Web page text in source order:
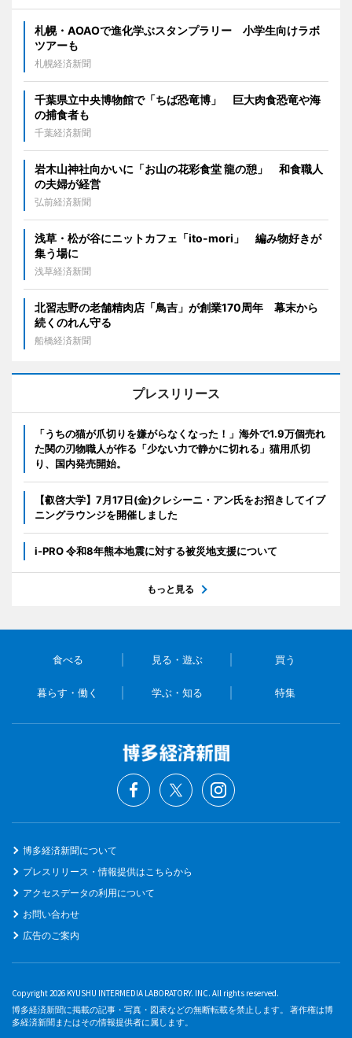
札幌・AOAOで進化学ぶスタンプラリー 小学生向けラボ
ツアーも
札幌経済新聞
千葉県立中央博物館で「ちば恐竜博」 巨大肉食恐竜や海
の捕食者も
千葉経済新聞
岩木山神社向かいに「お山の花彩食堂 龍の憩」 和食職人
の夫婦が経営
弘前経済新聞
浅草・松が谷にニットカフェ「ito-mori」 編み物好きが
集う場に
浅草経済新聞
北習志野の老舗精肉店「鳥吉」が創業170周年 幕末から
続くのれん守る
船橋経済新聞
プレスリリース
「うちの猫が爪切りを嫌がらなくなった！」海外で1.9万個売れ
た関の刃物職人が作る「少ない力で静かに切れる」猫用爪切
り、国内発売開始。
【叡啓大学】7月17日(金)クレシーニ・アン氏をお招きしてイブ
ニングラウンジを開催しました
i-PRO 令和8年熊本地震に対する被災地支援について
もっと見る
食べる 見る・遊ぶ 買う
暮らす・働く 学ぶ・知る 特集
博多経済新聞について
プレスリリース・情報提供はこちらから
アクセスデータの利用について
お問い合わせ
広告のご案内
Copyright 2026 KYUSHU INTERMEDIA LABORATORY. INC. All rights reserved.
博多経済新聞に掲載の記事・写真・図表などの無断転載を禁止します。 著作権は博
多経済新聞またはその情報提供者に属します。